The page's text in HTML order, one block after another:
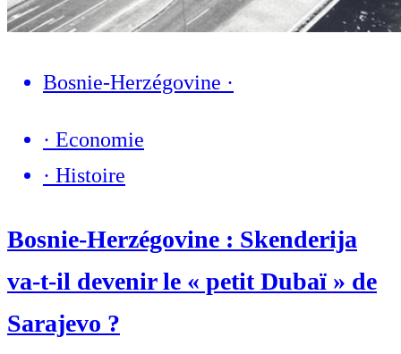
Bosnie-Herzégovine ·
· Economie
· Histoire
Bosnie-Herzégovine : Skenderija
va-t-il devenir le « petit Dubaï » de
Sarajevo ?